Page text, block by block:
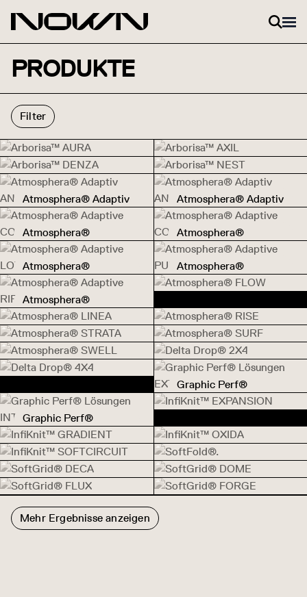
PRODUKTE
Filter
Arborisa™ AURA
Arborisa™ AURA Arborisa™ AXIL
Arborisa™ AXIL
Arborisa™ DENZA
Arborisa™ DENZA Arborisa™ NEST
Arborisa™ NEST
Atmosphera® Adaptiv
ANALOG
Atmosphera® Adaptiv ANALOG
Atmosphera® Adaptiv
ANALOG 3D
Atmosphera® Adaptiv
Atmosphera®
Adaptive CONTOUR
Atmosphera® Adaptive CONTOUR
Atmosphera®
Adaptive CONTOUR
3D
Atmosphera® Adaptive
Atmosphera®
Adaptive LOTUS
Atmosphera® Adaptive LOTUS
Atmosphera®
Adaptive PULSE
Atmosphera® Adaptive PULSE
Atmosphera®
Adaptive RIPPLE
Atmosphera® Adaptive RIPPLE
Atmosphera® LINEA
Atmosphera® LINEA Atmosphera® RISE
Atmosphera® RISE
Atmosphera®
STRATA
Atmosphera® STRATA Atmosphera® SURF
Atmosphera® SURF
Atmosphera® SWELL
Atmosphera® SWELL Delta Drop® 2X4
Delta Drop® 2X4
Graphic Perf®
Lösungen EXTERIOR
Graphic Perf® Lösungen
Graphic Perf®
Lösungen INTERIOR
Graphic Perf® Lösungen INTERIOR
InfiKnit™ GRADIENT
InfiKnit™ GRADIENT InfiKnit™ OXIDA
InfiKnit™ OXIDA
InfiKnit™
SOFTCIRCUIT
InfiKnit™ SOFTCIRCUIT SoftFold®.
SoftFold®.
SoftGrid® DECA
SoftGrid® DECA SoftGrid® DOME
SoftGrid® DOME
Mehr Ergebnisse anzeigen